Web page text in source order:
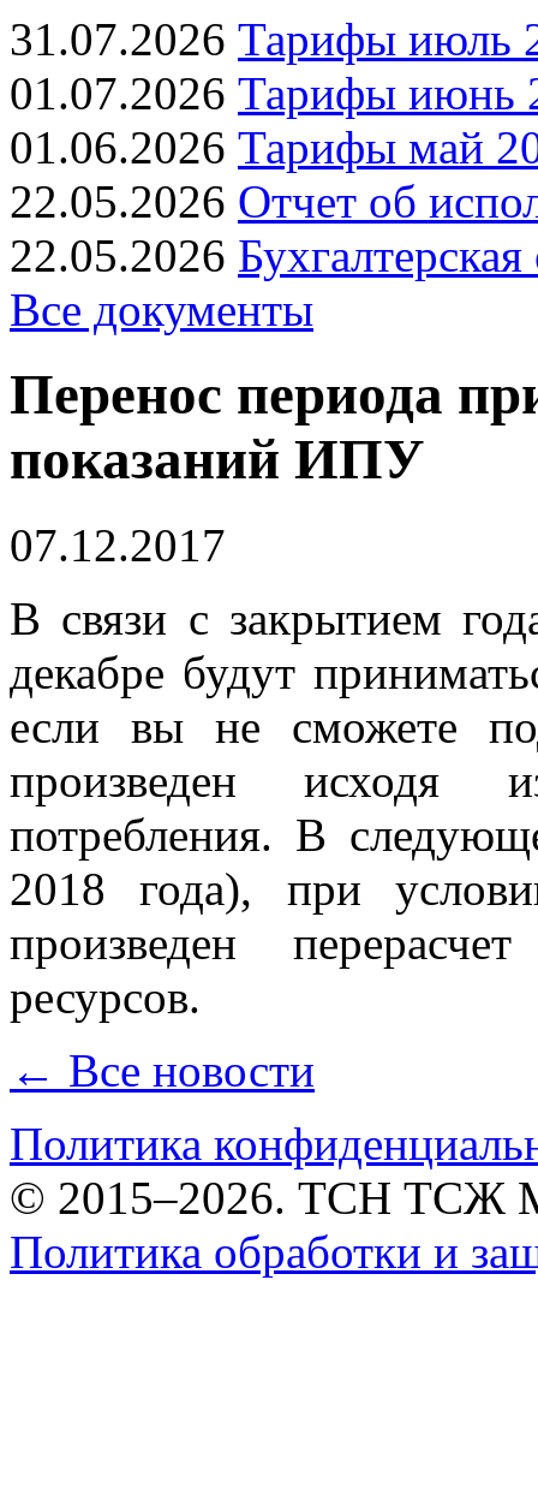
31.07.2026 Тарифы июль
01.07.2026 Тарифы июнь
01.06.2026 Тарифы май
22.05.2026 Отчет об
22.05.2026
Все документы
Перенос периода
показаний ИПУ
07.12.2017
В связи с закрытием
декабре будут
если вы не сможете
произведен исходя
потребления. В
2018 года), при
произведен
ресурсов.
← Все новости
Политика
© 2015–2026. ТСН ТСЖ
Политика обработки и